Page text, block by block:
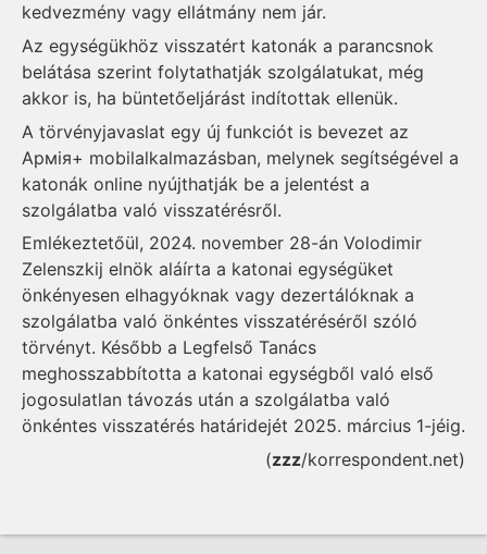
kedvezmény vagy ellátmány nem jár.
Az egységükhöz visszatért katonák a parancsnok
belátása szerint folytathatják szolgálatukat, még
akkor is, ha büntetőeljárást indítottak ellenük.
A törvényjavaslat egy új funkciót is bevezet az
Армія+ mobilalkalmazásban, melynek segítségével a
katonák online nyújthatják be a jelentést a
szolgálatba való visszatérésről.
Emlékeztetőül, 2024. november 28-án Volodimir
Zelenszkij elnök aláírta a katonai egységüket
önkényesen elhagyóknak vagy dezertálóknak a
szolgálatba való önkéntes visszatéréséről szóló
törvényt. Később a Legfelső Tanács
meghosszabbította a katonai egységből való első
jogosulatlan távozás után a szolgálatba való
önkéntes visszatérés határidejét 2025. március 1-jéig.
(zzz/korrespondent.net)